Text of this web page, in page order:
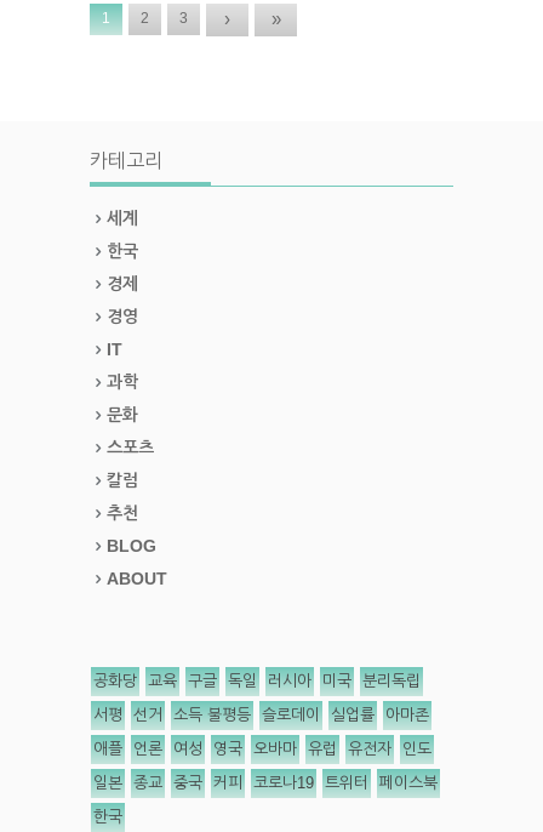
1 2 3 › »
카테고리
세계
한국
경제
경영
IT
과학
문화
스포츠
칼럼
추천
BLOG
ABOUT
공화당 교육 구글 독일 러시아 미국 분리독립
서평 선거 소득 불평등 슬로데이 실업률 아마존
애플 언론 여성 영국 오바마 유럽 유전자 인도
일본 종교 중국 커피 코로나19 트위터 페이스북
한국